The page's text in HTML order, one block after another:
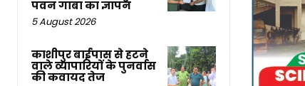
पवन गाबा का ज्ञापन
5 August 2026
काशीपुर बाईपास से हटने
वाले व्यापारियों के पुनर्वास
की कवायद तेज